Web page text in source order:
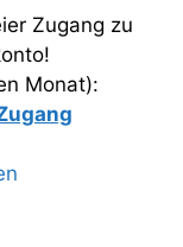
Zugang zu
Monat):